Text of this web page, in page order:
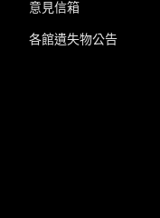
意見信箱
各館遺失物公告